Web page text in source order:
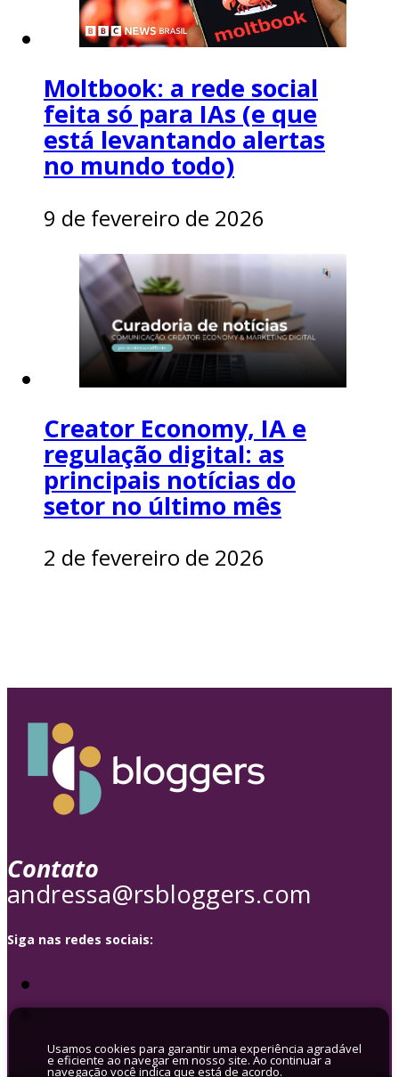
Moltbook: a rede social
feita só para IAs (e que
está levantando alertas
no mundo todo)
9 de fevereiro de 2026
Creator Economy, IA e
regulação digital: as
principais notícias do
setor no último mês
2 de fevereiro de 2026
Contato
andressa@rsbloggers.com
Siga nas redes sociais:
Usamos cookies para garantir uma experiência agradável
e eficiente ao navegar em nosso site. Ao continuar a
navegação você indica que está de acordo.